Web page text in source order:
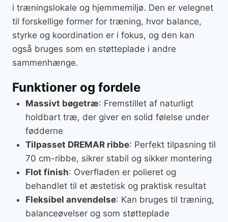
i træningslokale og hjemmemiljø. Den er velegnet
til forskellige former for træning, hvor balance,
styrke og koordination er i fokus, og den kan
også bruges som en støtteplade i andre
sammenhænge.
Funktioner og fordele
Massivt bøgetræ: Fremstillet af naturligt
holdbart træ, der giver en solid følelse under
fødderne
Tilpasset DREMAR ribbe: Perfekt tilpasning til
70 cm-ribbe, sikrer stabil og sikker montering
Flot finish: Overfladen er polieret og
behandlet til et æstetisk og praktisk resultat
Fleksibel anvendelse: Kan bruges til træning,
balanceøvelser og som støtteplade